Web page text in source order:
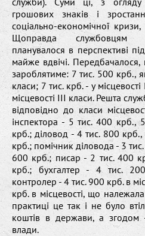
грошових знаків і
соціально-економічної
Щоправда службовцям
планувалося в перспективі
майже вдвічі.
зароблятиме: 7 тис. 500 крб.,
класи; 7 тис. крб. - у
місцевості ІІІ класи. Решта
відповідно до класи
інспектора - 5 тис. 400 крб.,
крб.; діловод - 4 тис. 800
крб.; помічник діловода - 3
600 крб.; писар - 2 тис. 400
крб.; бухгалтер - 4 тис.
контролер - 4 тис. 900 крб. в
крб. в місцевості, що
практиці це так і не було
коштів в держави, а згодом
влади.